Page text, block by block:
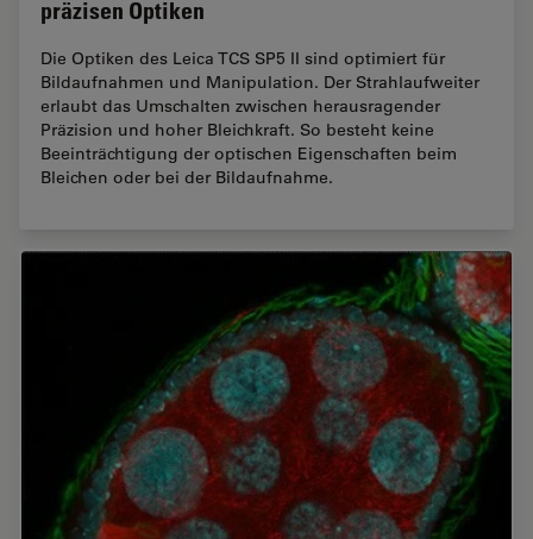
präzisen Optiken
Die Optiken des Leica TCS SP5 II sind optimiert für
Bildaufnahmen und Manipulation. Der Strahlaufweiter
erlaubt das Umschalten zwischen herausragender
Präzision und hoher Bleichkraft. So besteht keine
Beeinträchtigung der optischen Eigenschaften beim
Bleichen oder bei der Bildaufnahme.